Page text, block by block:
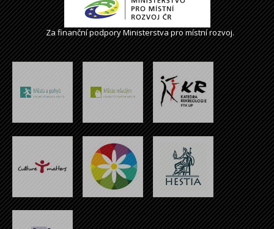
Za finanční podpory Ministerstva pro místní rozvoj.